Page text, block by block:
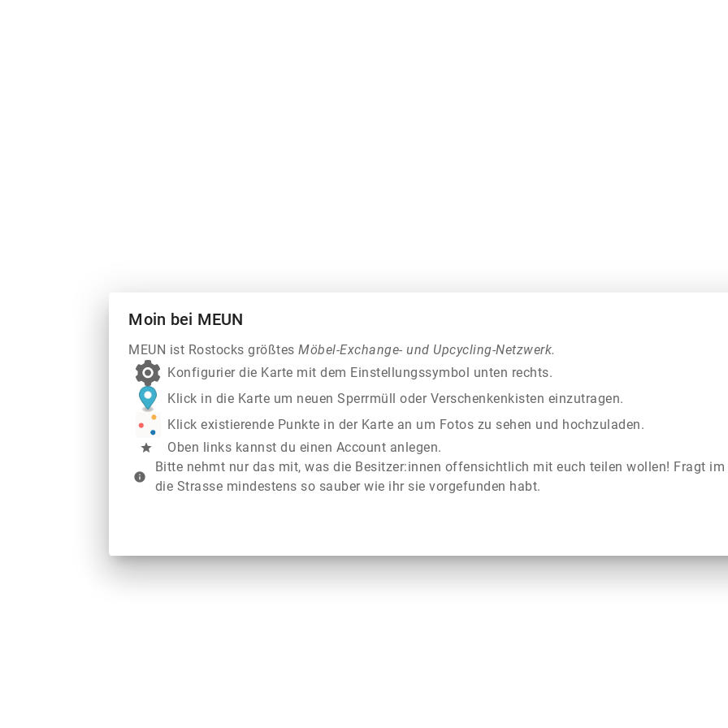
Moin bei MEUN
MEUN ist Rostocks größtesMöbel-Exchange- und Upcycling-Netzwerk.
Konfigurier die Karte mit dem Einstellungssymbol unten rechts.
Klick in die Karte um neuen Sperrmüll oder Verschenkenkisten einzutragen.
Klick existierende Punkte in der Karte an um Fotos zu sehen und hochzuladen.
star Oben links kannst du einen Account anlegen.
info
Bitte nehmt nur das mit, was die Besitzer:innen offensichtlich mit euch teilen wollen! Fragt
die Strasse mindestens so sauber wie ihr sie vorgefunden habt.